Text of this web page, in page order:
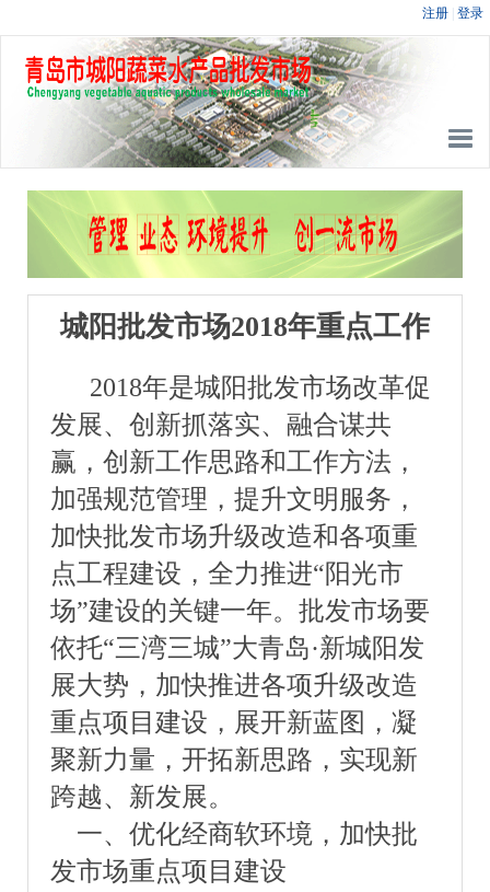
城阳批发市场2018年重点工作
2018年是城阳批发市场改革促
发展、创新抓落实、融合谋共
赢，创新工作思路和工作方法，
加强规范管理，提升文明服务，
加快批发市场升级改造和各项重
点工程建设，全力推进“阳光市
场”建设的关键一年。批发市场要
依托“三湾三城”大青岛·新城阳发
展大势，加快推进各项升级改造
重点项目建设，展开新蓝图，凝
聚新力量，开拓新思路，实现新
跨越、新发展。
一、优化经商软环境，加快批
发市场重点项目建设